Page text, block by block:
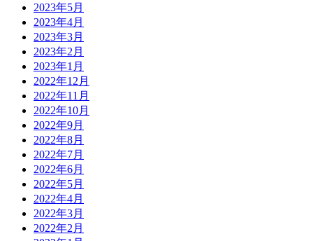
2023年5月
2023年4月
2023年3月
2023年2月
2023年1月
2022年12月
2022年11月
2022年10月
2022年9月
2022年8月
2022年7月
2022年6月
2022年5月
2022年4月
2022年3月
2022年2月